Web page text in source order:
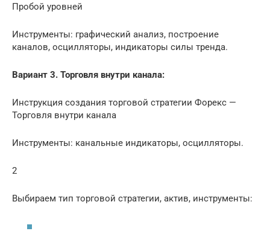
Пробой уровней
Инструменты: графический анализ, построение
каналов, осцилляторы, индикаторы силы тренда.
Вариант 3. Торговля внутри канала:
Инструкция создания торговой стратегии Форекс —
Торговля внутри канала
Инструменты: канальные индикаторы, осцилляторы.
2
Выбираем тип торговой стратегии, актив, инструменты: